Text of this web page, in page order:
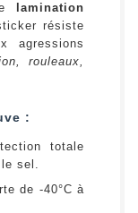
lamination
résiste
agressions
rouleaux,
:
totale
sel.
de -40°C à